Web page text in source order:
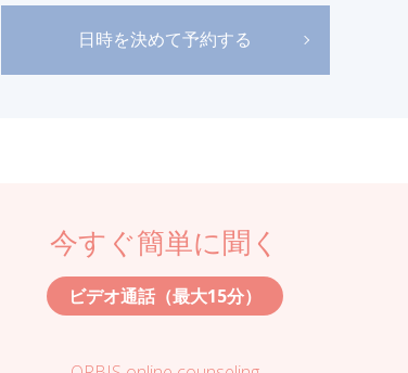
日時を決めて予約する
今すぐ簡単に聞く
ビデオ通話（最大15分）